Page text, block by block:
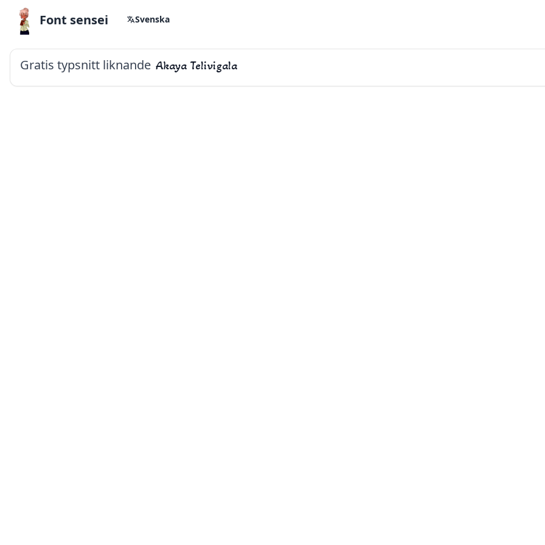
Font sensei Svenska
Gratis typsnitt liknande Akaya Telivigala